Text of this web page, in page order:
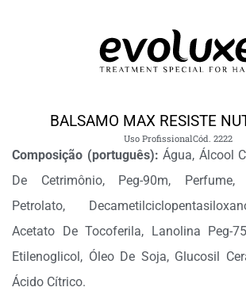
BALSAMO MAX RESISTE
Uso ProfissionalCód. 2222
Composição (português): Água, Álcool
De Cetrimônio, Peg-90m, Perfume,
Petrolato,
Acetato De Tocoferila, Lanolina Peg-
Etilenoglicol, Óleo De Soja, Glucosil
Ácido Cítrico.